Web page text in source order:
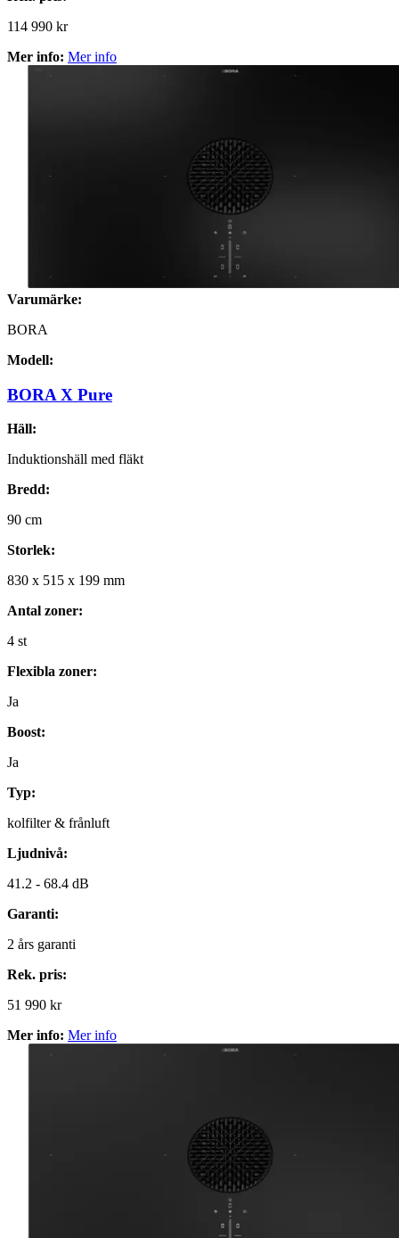
114 990 kr
Mer info: Mer info
Varumärke:
BORA
Modell:
BORA X Pure
Häll:
Induktionshäll med fläkt
Bredd:
90 cm
Storlek:
830 x 515 x 199 mm
Antal zoner:
4 st
Flexibla zoner:
Ja
Boost:
Ja
Typ:
kolfilter & frånluft
Ljudnivå:
41.2 - 68.4 dB
Garanti:
2 års garanti
Rek. pris:
51 990 kr
Mer info: Mer info